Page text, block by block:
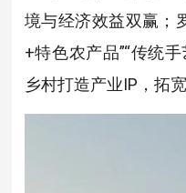
境与经济效益双赢；
+特色农产品”“传统
乡村打造产业IP，拓